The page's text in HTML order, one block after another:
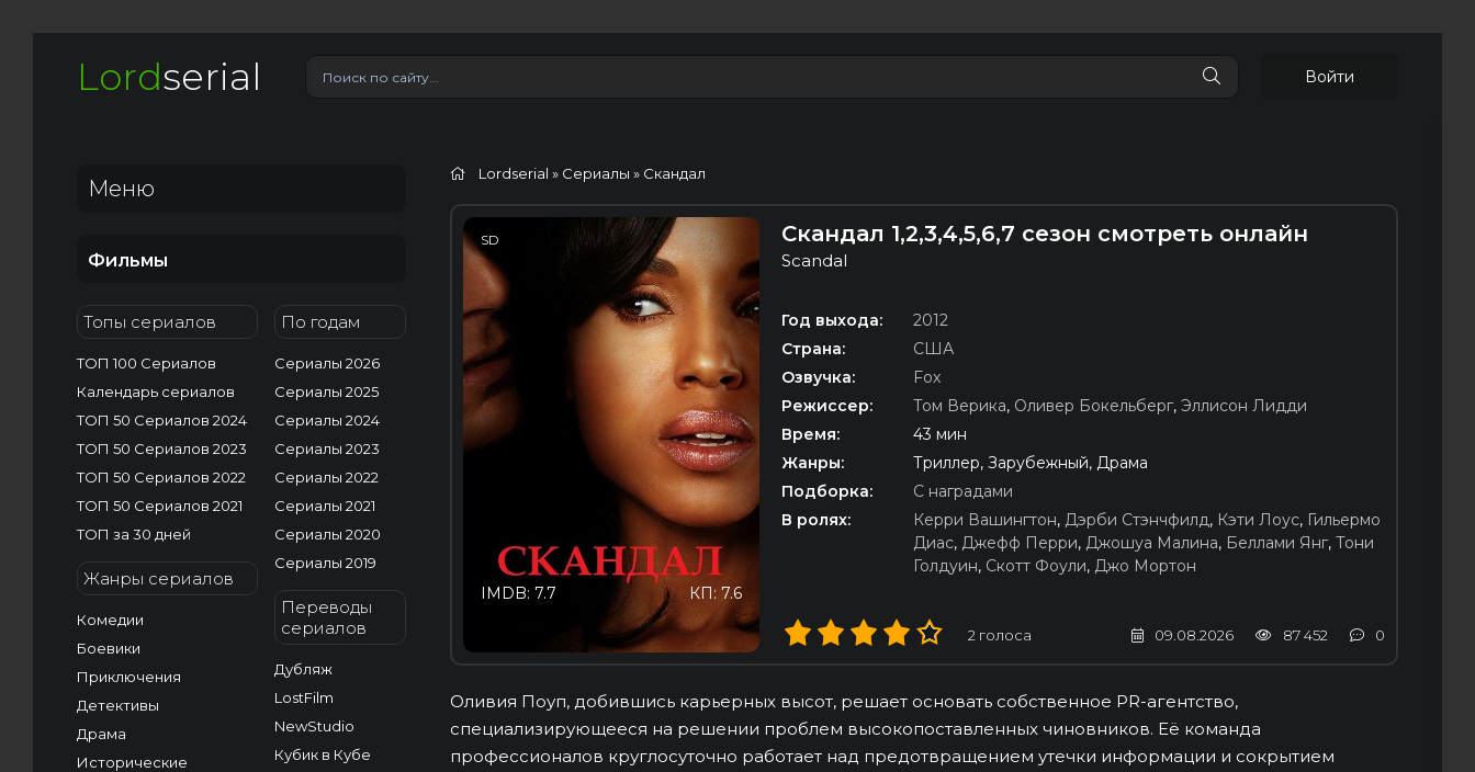
Lordserial Войти
Меню
Фильмы
Топы сериалов
ТОП 100 Сериалов
Календарь сериалов
ТОП 50 Сериалов 2024
ТОП 50 Сериалов 2023
ТОП 50 Сериалов 2022
ТОП 50 Сериалов 2021
ТОП за 30 дней
Жанры сериалов
Комедии
Боевики
Приключения
Детективы
Драма
Исторические
По годам
Сериалы 2026
Сериалы 2025
Сериалы 2024
Сериалы 2023
Сериалы 2022
Сериалы 2021
Сериалы 2020
Сериалы 2019
Переводы
сериалов
Дубляж
LostFilm
NewStudio
Кубик в Кубе
Lordserial » Сериалы » Скандал
SD
КП: 7.6
IMDB: 7.7
Скандал 1,2,3,4,5,6,7 сезон смотреть онлайн
Scandal
Год выхода:
2012
Страна:
США
Озвучка:
Fox
Режиссер:
Том Верика, Оливер Бокельберг, Эллисон Лидди
Время:
43 мин
Жанры:
Триллер, Зарубежный, Драма
Подборка:
С наградами
В ролях:
Керри Вашингтон, Дэрби Стэнчфилд, Кэти Лоус, Гильермо
Диас, Джефф Перри, Джошуа Малина, Беллами Янг, Тони
Голдуин, Скотт Фоули, Джо Мортон
2 голоса 09.08.2026 87 452 0
Оливия Поуп, добившись карьерных высот, решает основать собственное PR-агентство,
специализирующееся на решении проблем высокопоставленных чиновников. Её команда
профессионалов круглосуточно работает над предотвращением утечки информации и сокрытием